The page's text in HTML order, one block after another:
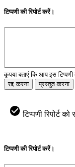
टिप्पणी की रिपोर्ट करें।
कृपया बताएं कि आप इस टिप्पणी
रद्द करना
प्रस्तुत करना
टिप्पणी रिपोर्ट
टिप्पणी की रिपोर्ट करें।